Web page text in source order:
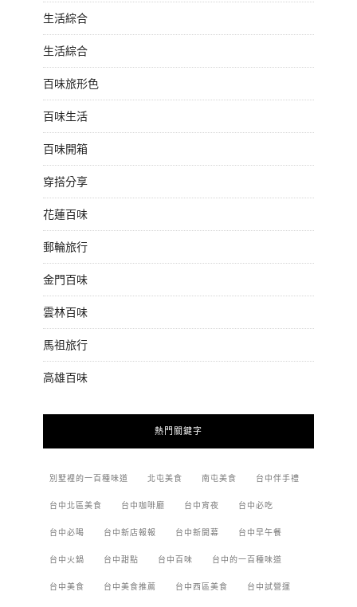
生活綜合
生活綜合
百味旅形色
百味生活
百味開箱
穿搭分享
花蓮百味
郵輪旅行
金門百味
雲林百味
馬祖旅行
高雄百味
熱門關鍵字
別墅裡的一百種味道 北屯美食 南屯美食 台中伴手禮
台中北區美食 台中咖啡廳 台中宵夜 台中必吃
台中必喝 台中新店報報 台中新開幕 台中早午餐
台中火鍋 台中甜點 台中百味 台中的一百種味道
台中美食 台中美食推薦 台中西區美食 台中試營運